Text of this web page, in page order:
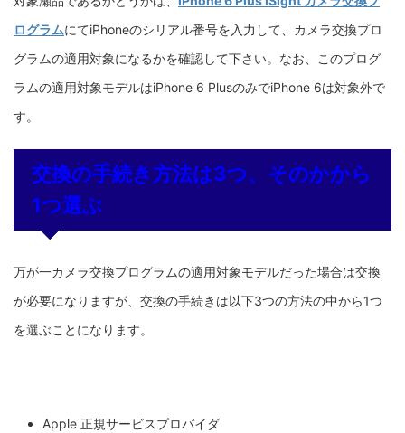
ログラムにてiPhoneのシリアル番号を入力して、カメラ交換プロ
グラムの適用対象になるかを確認して下さい。なお、このプログ
ラムの適用対象モデルはiPhone 6 PlusのみでiPhone 6は対象外で
す。
交換の手続き方法は3つ、そのかから
1つ選ぶ
万が一カメラ交換プログラムの適用対象モデルだった場合は交換
が必要になりますが、交換の手続きは以下3つの方法の中から1つ
を選ぶことになります。
Apple 正規サービスプロバイダ